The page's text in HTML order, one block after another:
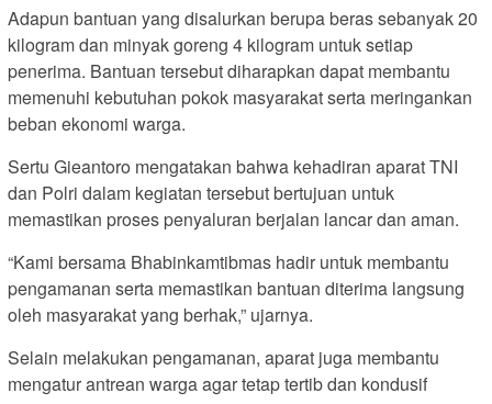
Adapun bantuan yang disalurkan berupa beras sebanyak 20
kilogram dan minyak goreng 4 kilogram untuk setiap
penerima. Bantuan tersebut diharapkan dapat membantu
memenuhi kebutuhan pokok masyarakat serta meringankan
beban ekonomi warga.
Sertu Gieantoro mengatakan bahwa kehadiran aparat TNI
dan Polri dalam kegiatan tersebut bertujuan untuk
memastikan proses penyaluran berjalan lancar dan aman.
“Kami bersama Bhabinkamtibmas hadir untuk membantu
pengamanan serta memastikan bantuan diterima langsung
oleh masyarakat yang berhak,” ujarnya.
Selain melakukan pengamanan, aparat juga membantu
mengatur antrean warga agar tetap tertib dan kondusif